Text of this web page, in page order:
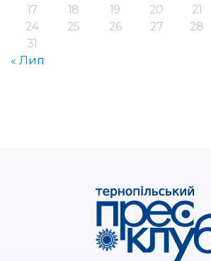
17
18 19 20 21
24
25 26 27 28
31
« Лип